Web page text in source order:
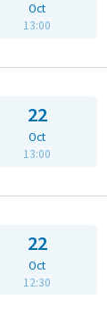
Oct
13:00
22
Oct
13:00
22
Oct
12:30